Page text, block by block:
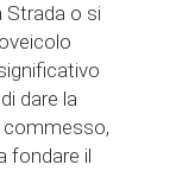
Strada o si
dare la
commesso,
fondare il